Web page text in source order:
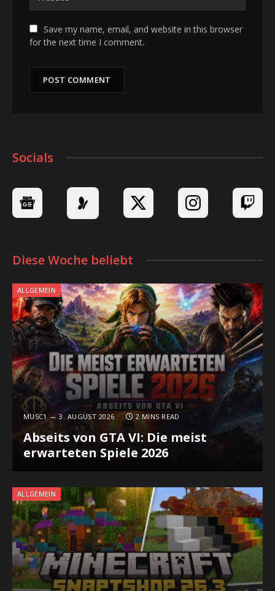
Save my name, email, and website in this browser
for the next time I comment.
Socials
Diese Woche beliebt
ALLGEMEIN
MUSC1 3. AUGUST 2026 2 MINS READ
Abseits von GTA VI: Die meist
erwarteten Spiele 2026
ALLGEMEIN